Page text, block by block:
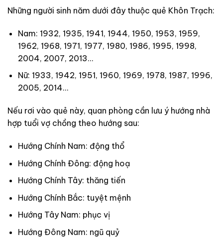
Những người sinh năm dưới đây thuộc quẻ Khôn Trạch:
Nam: 1932, 1935, 1941, 1944, 1950, 1953, 1959,
1962, 1968, 1971, 1977, 1980, 1986, 1995, 1998,
2004, 2007, 2013…
Nữ: 1933, 1942, 1951, 1960, 1969, 1978, 1987, 1996,
2005, 2014…
Nếu rơi vào quẻ này, quan phòng cần lưu ý hướng nhà
hợp tuổi vợ chồng theo hướng sau:
Hướng Chính Nam: động thổ
Hướng Chính Đông: động hoạ
Hướng Chính Tây: thăng tiến
Hướng Chính Bắc: tuyệt mệnh
Hướng Tây Nam: phục vị
Hướng Đông Nam: ngũ quỷ